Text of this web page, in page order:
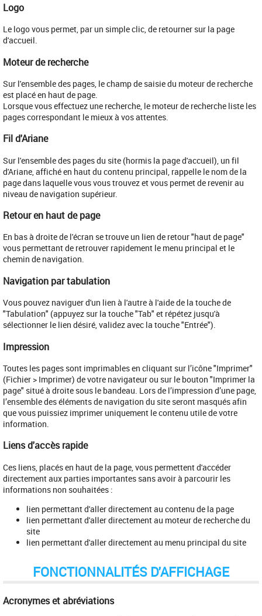
Logo
​Le logo vous permet, par un simple clic, de retourner sur la page
d'accueil.
Moteur de recherche
Sur l'ensemble des pages, le champ de saisie du moteur de recherche
est placé en haut de page.
Lorsque vous effectuez une recherche, le moteur de recherche liste les
pages correspondant le mieux à vos attentes.
Fil d'Ariane
​Sur l'ensemble des pages du site (hormis la page d'accueil), un fil
d'Ariane, affiché en haut du contenu principal, rappelle le nom de la
page dans laquelle vous vous trouvez et vous permet de revenir au
niveau de navigation supérieur.
Retour en haut de page
En bas à droite de l'écran se trouve un lien de retour "haut de page"
vous permettant de retrouver rapidement le menu principal et le
chemin de navigation.
Navigation par tabulation
Vous pouvez naviguer d'un lien à l'autre à l'aide de la touche de
"Tabulation" (appuyez sur la touche "Tab" et répétez jusqu'à
sélectionner le lien désiré, validez avec la touche "Entrée").
Impression
Toutes les pages sont imprimables en cliquant sur l’icône "Imprimer"
(Fichier > Imprimer) de votre navigateur ou sur le bouton "Imprimer la
page" situé à droite sous le bandeau. Lors de l’impression d’une page,
l’ensemble des éléments de navigation du site seront masqués afin
que vous puissiez imprimer uniquement le contenu utile de votre
information.
Liens d'accès rapide
Ces liens, placés en haut de la page, vous permettent d'accéder
directement aux parties importantes sans avoir à parcourir les
informations non souhaitées :
lien permettant d'aller directement au contenu de la page
lien permettant d'aller directement au moteur de recherche du
site
lien permettant d'aller directement au menu principal du site
FONCTIONNALITÉS D'AFFICHAGE
Acronymes et abréviations